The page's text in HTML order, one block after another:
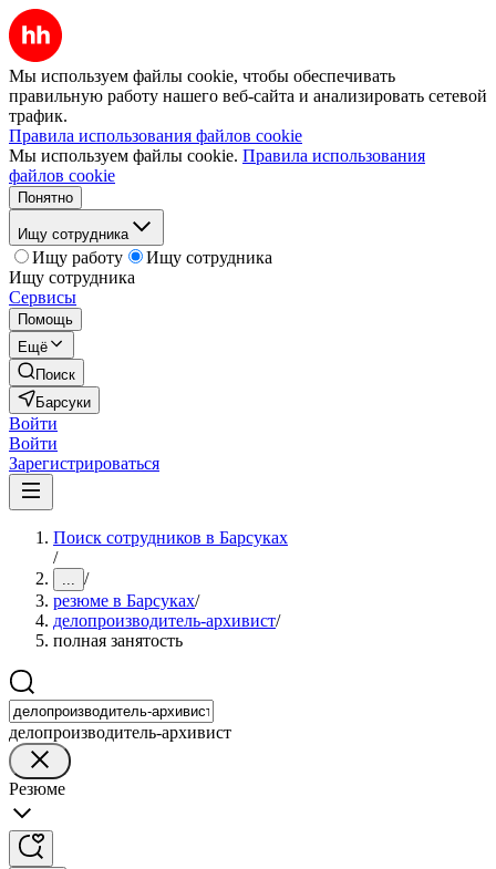
Мы используем файлы cookie, чтобы обеспечивать
правильную работу нашего веб-сайта и анализировать сетевой
трафик.
Правила использования файлов cookie
Мы используем файлы cookie. Правила использования
файлов cookie
Понятно
Ищу сотрудника
Ищу работу
Ищу сотрудника
Ищу сотрудника
Сервисы
Помощь
Ещё
Поиск
Барсуки
Войти
Войти
Зарегистрироваться
Поиск сотрудников в Барсуках
/
... /
резюме в Барсуках/
делопроизводитель-архивист/
полная занятость
делопроизводитель-архивист
Резюме